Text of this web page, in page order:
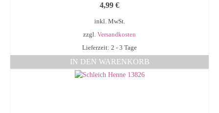
4,99 €
inkl. MwSt.
zzgl. Versandkosten
Lieferzeit: 2 - 3 Tage
IN DEN WARENKORB